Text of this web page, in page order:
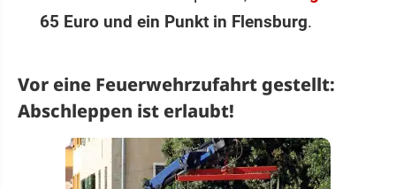
65 Euro und ein Punkt in Flensburg.
Vor eine Feuerwehrzufahrt gestellt:
Abschleppen ist erlaubt!